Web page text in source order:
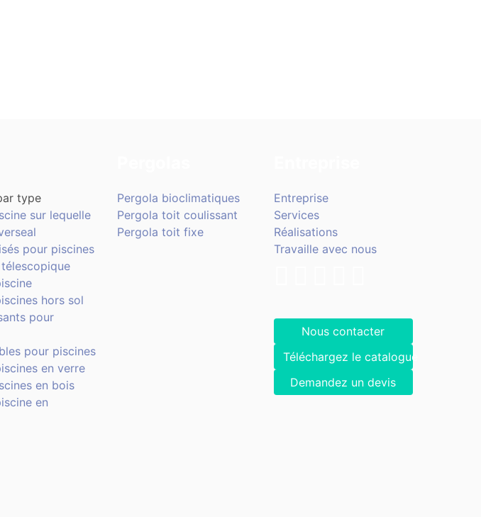
type
sur lequelle
pour piscines
hors sol
pour
pour piscines
en verre
en bois
en
Pergola bioclimatiques
Pergola toit coulissant
Pergola toit fixe
Entreprise
Services
Réalisations
Travaille avec nous
Nous contacter
Téléchargez le catalogue
Demandez un devis